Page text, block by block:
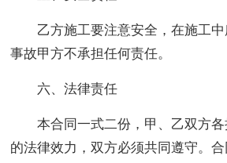
乙方施工要注意安全，在施工中
事故甲方不承担任何责任。
六、法律责任
本合同一式二份，甲、乙双方各
的法律效力，双方必须共同遵守。